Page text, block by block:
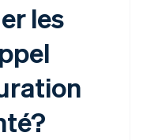
les